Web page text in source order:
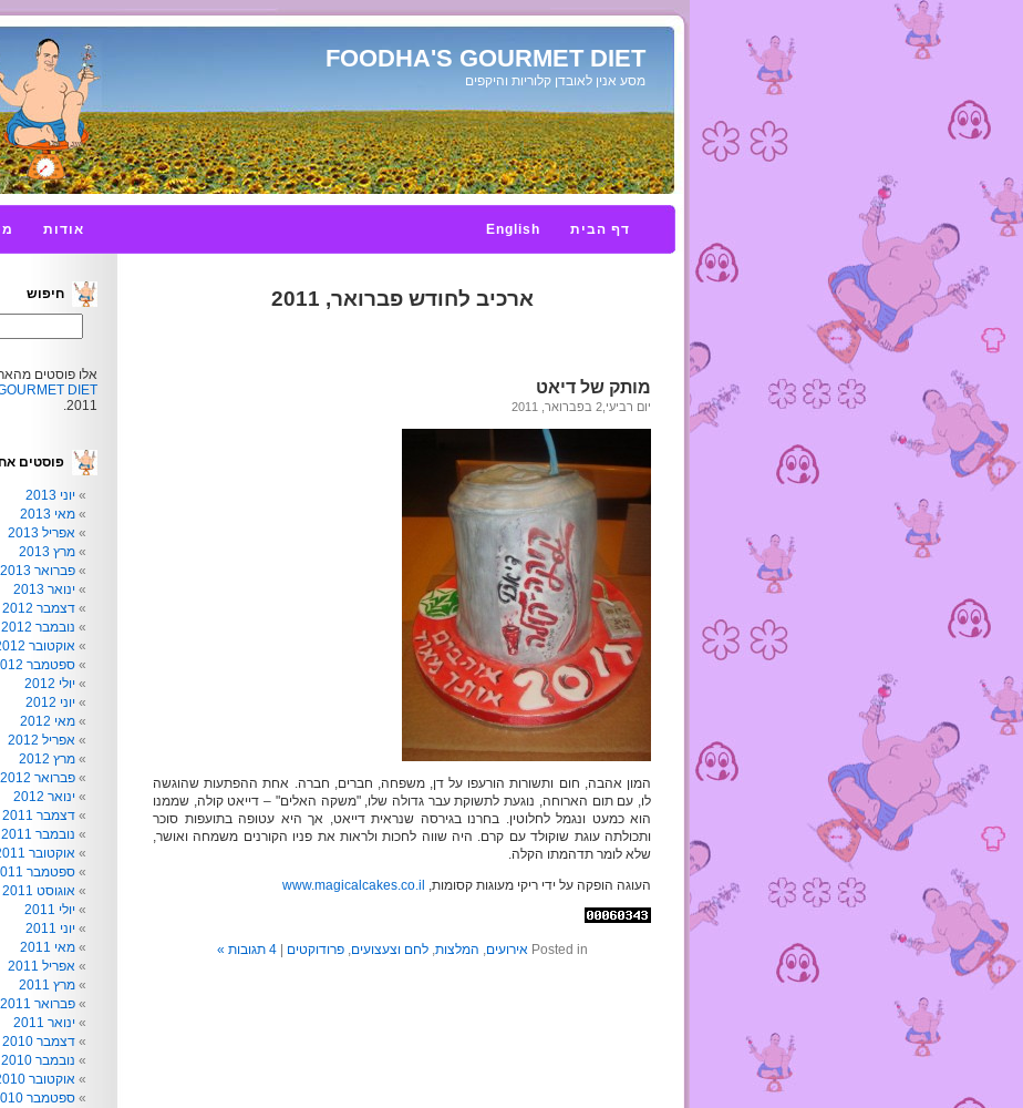
FOODHA'S GOURMET DIET
מסע אנין לאובדן קלוריות והיקפים
דף הבית English אודות
ארכיב לחודש פברואר, 2011
מותק של דיאט
יום רביעי,2 בפברואר, 2011
המון אהבה, חום ותשורות הורעפו על דן, משפחה, חברים, חברה. אחת ההפתעות שהוגשה
לו, עם תום הארוחה, נוגעת לתשוקת עבר גדולה שלו, "משקה האלים" – דייאט קולה, שממנו
הוא כמעט ונגמל לחלוטין. בחרנו בגירסה שנראית דייאט, אך היא עטופה בתועפות סוכר
ותכולתה עוגת שוקולד עם קרם. היה שווה לחכות ולראות את פניו הקורנים משמחה ואושר,
שלא לומר תדהמתו הקלה.
העוגה הופקה על ידי ריקי מעוגות קסומות, www.magicalcakes.co.il
Posted in אירועים, המלצות,לחם וצעצועים,פרודוקטים |4 תגובות »
חיפוש
אלו פוסטים
DIET
2011.
פוסטים
יוני 2013
מאי 2013
אפריל 2013
מרץ 2013
פברואר 2013
ינואר 2013
דצמבר 2012
נובמבר 2012
אוקטובר 2012
ספטמבר 2012
יולי 2012
יוני 2012
מאי 2012
אפריל 2012
מרץ 2012
פברואר 2012
ינואר 2012
דצמבר 2011
נובמבר 2011
אוקטובר 2011
ספטמבר 2011
אוגוסט 2011
יולי 2011
יוני 2011
מאי 2011
אפריל 2011
מרץ 2011
פברואר 2011
ינואר 2011
דצמבר 2010
נובמבר 2010
אוקטובר 2010
ספטמבר 2010